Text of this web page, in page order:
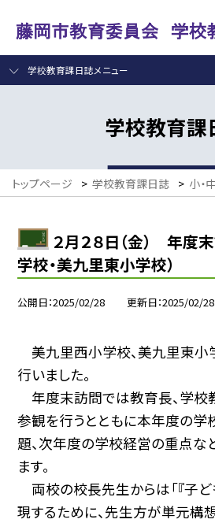
学校教育課日誌メニュー
学校教育課
トップページ > 学校教育課日誌 > 小・
２月２８日（金） 年度
学校・美九里東小学校）
公開日 2025/02/28 更新日 2025/02/28
美九里西小学校、美九里東小
行いました。
年度末訪問では教育長、学校
参観を行うとともに本年度の学
題、次年度の学校経営の重点な
ます。
両校の校長先生からは「『子
現するために、先生方が単元構